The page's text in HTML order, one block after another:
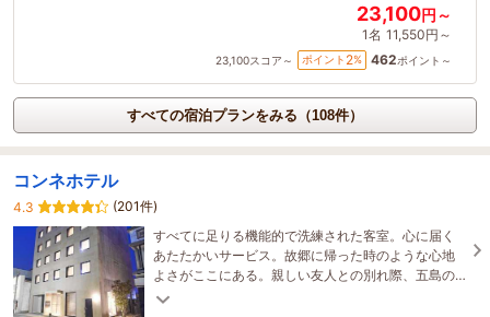
23,100円～
1名 11,550円～
23,100スコア～ ポイント 2% 462ポイント～
すべての宿泊プランをみる（108件）
コンネホテル
4.3
(201件)
すべてに足りる機能的で洗練された客室。心に届く
あたたかいサービス。故郷に帰った時のような心地
よさがここにある。親しい友人との別れ際、五島の
人はこう声をかける－－「また、こんね」と。